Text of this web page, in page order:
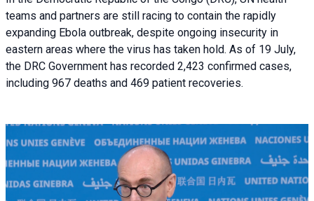
teams and partners are still racing to contain the rapidly
expanding Ebola outbreak, despite ongoing insecurity in
eastern areas where the virus has taken hold. As of 19 July,
the DRC Government has recorded 2,423 confirmed cases,
including 967 deaths and 469 patient recoveries.